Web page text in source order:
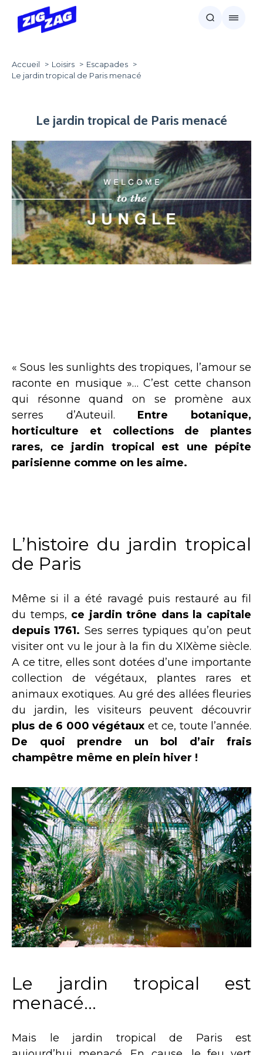
Accueil Loisirs
Escapades
Le jardin tropical de Paris menacé
Le jardin tropical de Paris menacé
« Sous les sunlights des tropiques, l’amour se
raconte en musique »… C’est cette chanson
qui résonne quand on se promène aux
serres d’Auteuil. Entre botanique,
horticulture et collections de plantes
rares, ce jardin tropical est une pépite
parisienne comme on les aime.
L’histoire du jardin tropical
de Paris
Même si il a été ravagé puis restauré au fil
du temps, ce jardin trône dans la capitale
depuis 1761. Ses serres typiques qu’on peut
visiter ont vu le jour à la fin du XIXème siècle.
A ce titre, elles sont dotées d’une importante
collection de végétaux, plantes rares et
animaux exotiques. Au gré des allées fleuries
du jardin, les visiteurs peuvent découvrir
plus de 6 000 végétaux et ce, toute l’année.
De quoi prendre un bol d’air frais
champêtre même en plein hiver !
Le jardin tropical est
menacé…
Mais le jardin tropical de Paris est